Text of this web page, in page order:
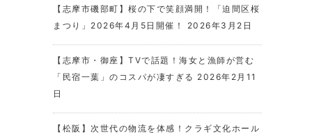
【志摩市磯部町】桜の下で笑顔満開！「迫間区桜
まつり」2026年4月5日開催！
2026年3月2日
【志摩市・御座】TVで話題！海女と漁師が営む
「民宿一葉」のコスパが凄すぎる 2026年2月11
日
【松阪】次世代の物流を体感！クラギ文化ホール